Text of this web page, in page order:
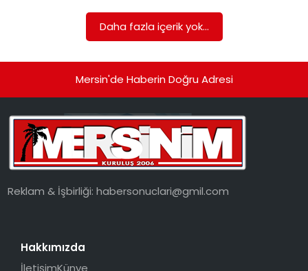
Daha fazla içerik yok...
Mersin'de Haberin Doğru Adresi
Reklam & İşbirliği:habersonuclari@gmil.com
Hakkımızda
İletişimKünye